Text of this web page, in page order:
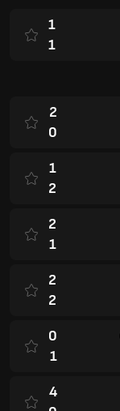
1
1
2
0
1
2
2
1
2
2
0
1
4